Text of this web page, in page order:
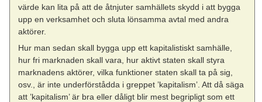
värde kan lita på att de åtnjuter samhällets skydd i att bygga
upp en verksamhet och sluta lönsamma avtal med andra
aktörer.
Hur man sedan skall bygga upp ett kapitalistiskt samhälle,
hur fri marknaden skall vara, hur aktivt staten skall styra
marknadens aktörer, vilka funktioner staten skall ta på sig,
osv., är inte underförstådda i greppet ’kapitalism’. Att då säga
att ’kapitalism’ är bra eller dåligt blir mest begripligt som ett